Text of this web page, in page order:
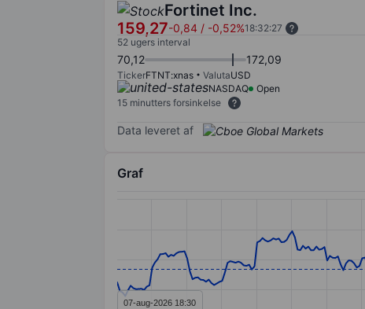
Fortinet Inc.
159,27-0,84 / -0,52%18:32:27
52 ugers interval
70,12 172,09
TickerFTNT:xnas ValutaUSD
NASDAQ
Open
15 minutters forsinkelse
Data leveret af
Graf
Line chart with 297 data points.
The chart has 1 X axis displaying
The chart has 1 Y axis displaying values.
07-aug-2026 18:30